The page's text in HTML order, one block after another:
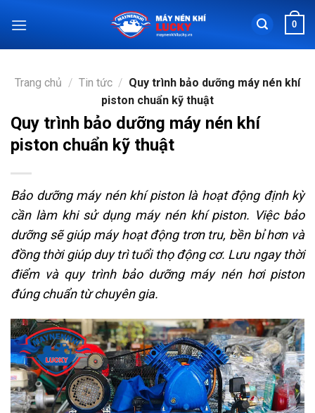
đến
0
Trang chủ / Tin tức / Quy trình bảo dưỡng máy nén khí
piston chuẩn kỹ thuật
Quy trình bảo dưỡng máy nén khí
piston chuẩn kỹ thuật
Bảo dưỡng máy nén khí piston là hoạt động định kỳ
cần làm khi sử dụng máy nén khí piston. Việc bảo
dưỡng sẽ giúp máy hoạt động trơn tru, bền bỉ hơn và
đồng thời giúp duy trì tuổi thọ động cơ. Lưu ngay thời
điểm và quy trình bảo dưỡng máy nén hơi piston
đúng chuẩn từ chuyên gia.